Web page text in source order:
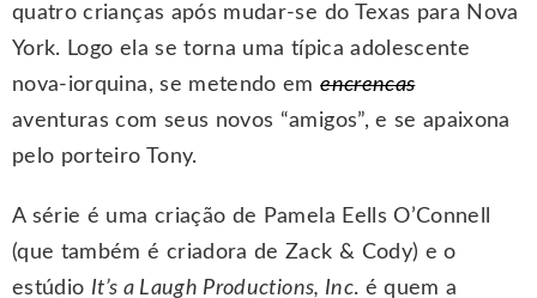
quatro crianças após mudar-se do Texas para Nova
York. Logo ela se torna uma típica adolescente
nova-iorquina, se metendo emencrencas
aventuras com seus novos “amigos”, e se apaixona
pelo porteiro Tony.
A série é uma criação de Pamela Eells O’Connell
(que também é criadora de Zack & Cody) e o
estúdio It’s a Laugh Productions, Inc. é quem a